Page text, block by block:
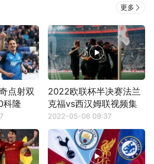
更多
点射双
科隆
2022欧联杯半决赛法兰
克福vs西汉姆联视频集
锦
2022-05-06 09:37